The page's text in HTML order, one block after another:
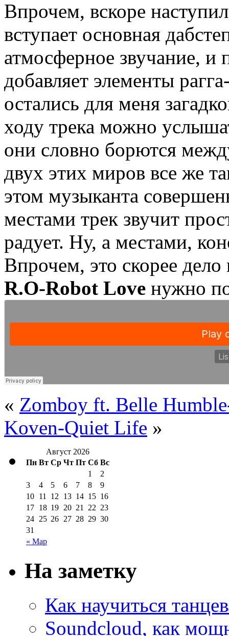
Впрочем, вскоре
вступает основная
атмосферное звучание, и
добавляет элементы
остались для меня
ходу трека можно
они словно борются
двух этих миров все же
этом музыканта
местами трек звучит
радует. Ну, а местами,
Впрочем, это скорее
R.O-Robot Love нужно
« Zomboy ft. Belle
Koven-Quiet Life »
Август 2026
Пн Вт Ср Чт Пт Сб Вс
« Мар
1
2
3
4 5 6 7 8
9
10 11 12 13 14 15 16
17 18 19 20 21 22 23
24 25 26 27 28 29 30
31
На заметку
Как научиться
Soundcloud, как